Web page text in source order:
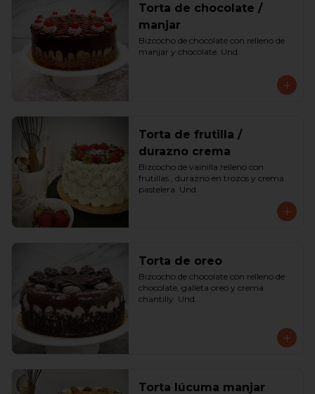
Torta de chocolate /
manjar
Bizcocho de chocolate con relleno de
manjar y chocolate. Und.
Torta de frutilla /
durazno crema
Bizcocho de vainilla relleno con
frutillas , durazno en trozos y crema
pastelera. Und.
Torta de oreo
Bizcocho de chocolate con relleno de
chocolate, galleta oreo y crema
chantilly. Und.
Torta lúcuma manjar